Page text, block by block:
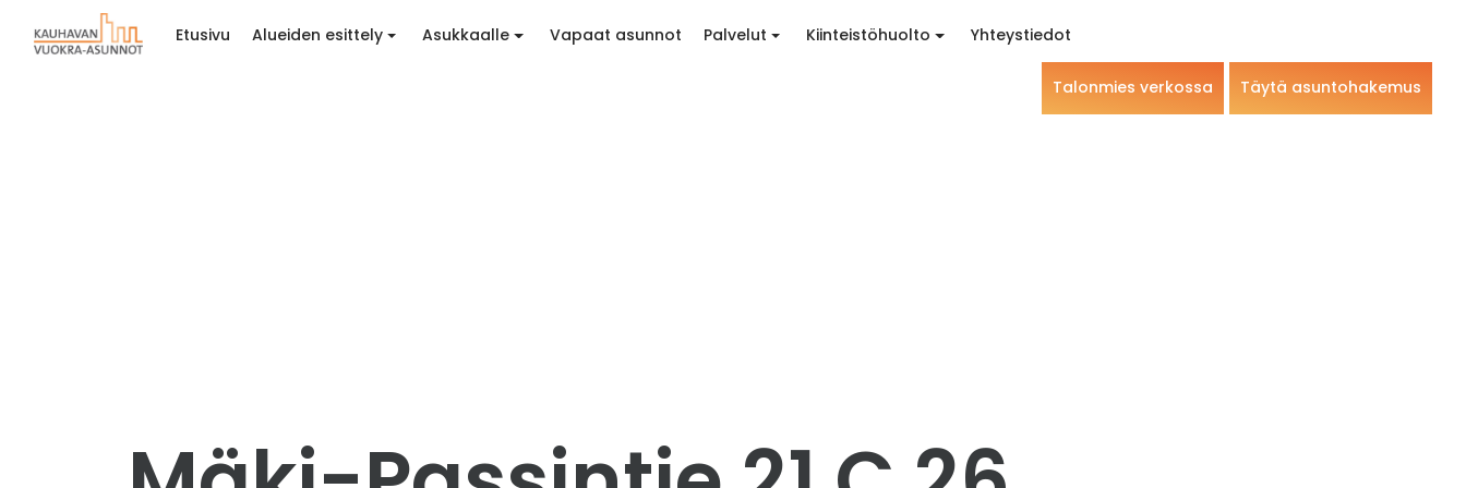
Etusivu Alueiden esittely Asukkaalle Vapaat asunnot Palvelut Kiinteistöhuolto Yhteystiedot
Täytä asuntohakemus
Talonmies verkossa